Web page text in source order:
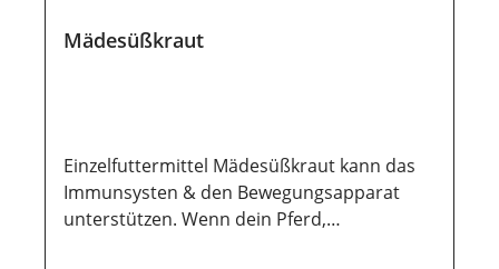
Mädesüßkraut
Einzelfuttermittel Mädesüßkraut kann das
Immunsysten & den Bewegungsapparat
unterstützen. Wenn dein Pferd,